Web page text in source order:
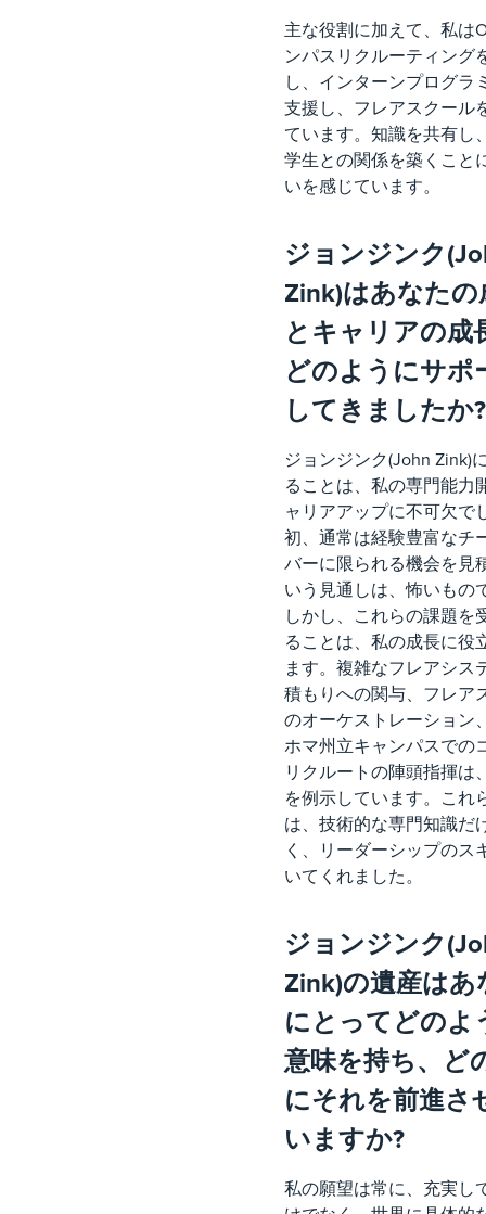
主な役割に加えて、私は
ンパスリクルーティング
し、インターンプログラ
支援し、フレアスクール
ています。知識を共有し
学生との関係を築くこと
いを感じています。
ジョンジンク
Zink)はあなたの
とキャリアの成
どのようにサポ
してきましたか?
ジョンジンク(John Zink)
ることは、私の専門能力
ャリアアップに不可欠で
初、通常は経験豊富なチ
バーに限られる機会を見
いう見通しは、怖いもの
しかし、これらの課題を
ることは、私の成長に役
ます。複雑なフレアシス
積もりへの関与、フレア
のオーケストレーション
ホマ州立キャンパスでの
リクルートの陣頭指揮は
を例示しています。これ
は、技術的な専門知識だ
く、リーダーシップのス
いてくれました。
ジョンジンク
Zink)の遺産はあ
にとってどのよ
意味を持ち、ど
にそれを前進さ
いますか?
私の願望は常に、充実し